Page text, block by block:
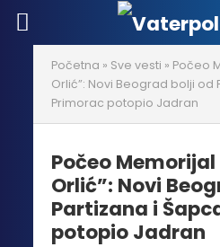
Početna » Sve vesti » Počeo
Orlić”: Novi Beograd bolji od
Primorac potopio Jadran
Počeo
Orlić”: Novi
Partizana i
potopio Jadran